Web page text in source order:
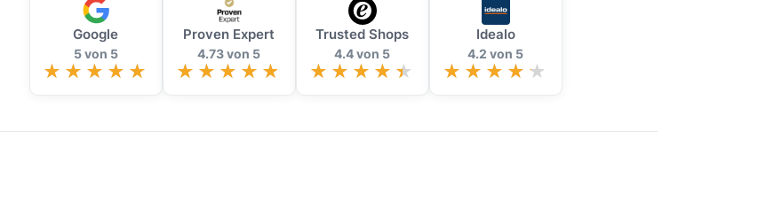
Google
5 von 5
Proven Expert
4.73 von 5
Trusted Shops
4.4 von 5
Idealo
4.2 von 5